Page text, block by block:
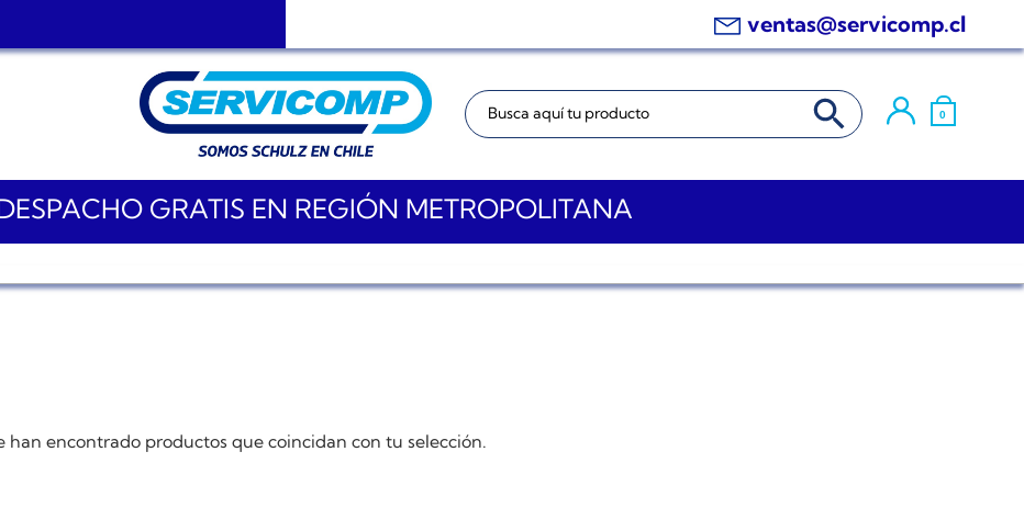
ventas@servicomp.cl
Buscar: BOTÓN DE BÚSQUEDA
0
GRATIS EN REGIÓN METROPOLITANA
han encontrado productos que coincidan con tu selección.